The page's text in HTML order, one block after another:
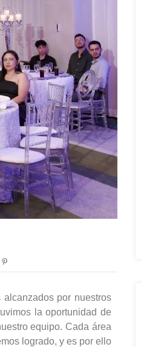
por nuestros
la oportunidad de
equipo. Cada área
logrado, y es por ello